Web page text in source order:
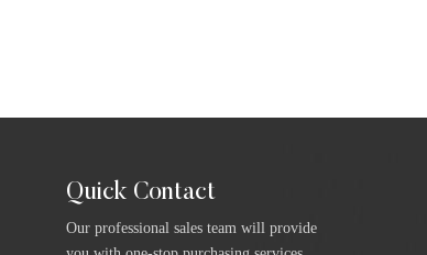
Quick Contact
Our professional sales team will provide